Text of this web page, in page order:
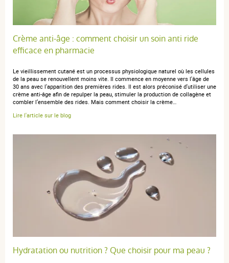
Crème anti-âge : comment choisir un soin anti ride
efficace en pharmacie
Le vieillissement cutané est un processus physiologique naturel où les cellules
de la peau se renouvellent moins vite. Il commence en moyenne vers l'âge de
30 ans avec l'apparition des premières rides. Il est alors préconisé d'utiliser une
crème anti-âge afin de repulper la peau, stimuler la production de collagène et
combler l’ensemble des rides. Mais comment choisir la crème…
Lire l'article sur le blog
Hydratation ou nutrition ? Que choisir pour ma peau ?